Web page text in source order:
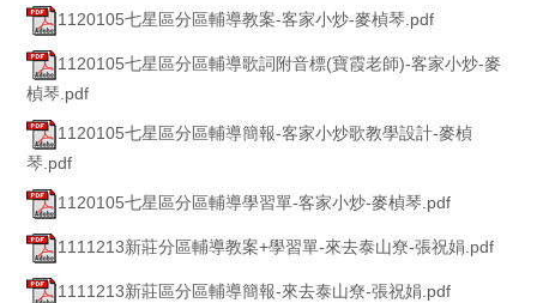
1120105七星區分區輔導教案-客家小炒-麥楨琴.pdf
1120105七星區分區輔導歌詞附音標(寶霞老師)-客家小炒-麥
楨琴.pdf
1120105七星區分區輔導簡報-客家小炒歌教學設計-麥楨
琴.pdf
1120105七星區分區輔導學習單-客家小炒-麥楨琴.pdf
1111213新莊分區輔導教案+學習單-來去泰山尞-張祝娟.pdf
1111213新莊區分區輔導簡報-來去泰山尞-張祝娟.pdf